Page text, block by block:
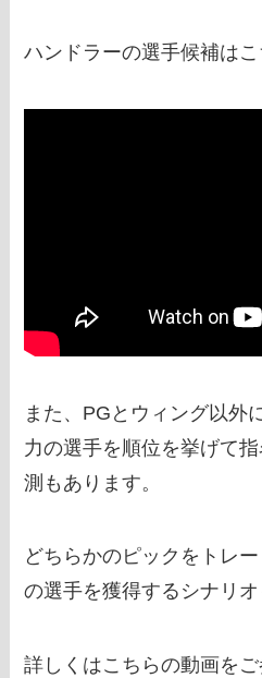
ハンドラーの選手候補はこ
また、PGとウィング以外
力の選手を順位を挙げて
測もあります。
どちらかのピックをトレ
の選手を獲得するシナリオ
詳しくはこちらの動画をご